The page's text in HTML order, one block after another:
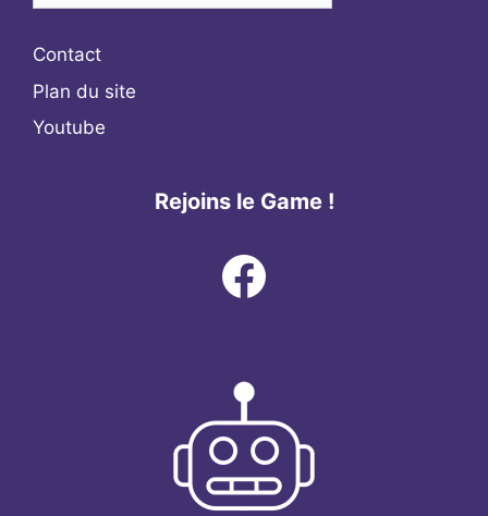
Contact
Plan du site
Youtube
Rejoins le Game !
Facebook